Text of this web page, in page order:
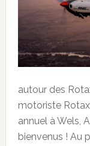
autour des
motoriste
annuel à Wels,
bienvenus ! Au